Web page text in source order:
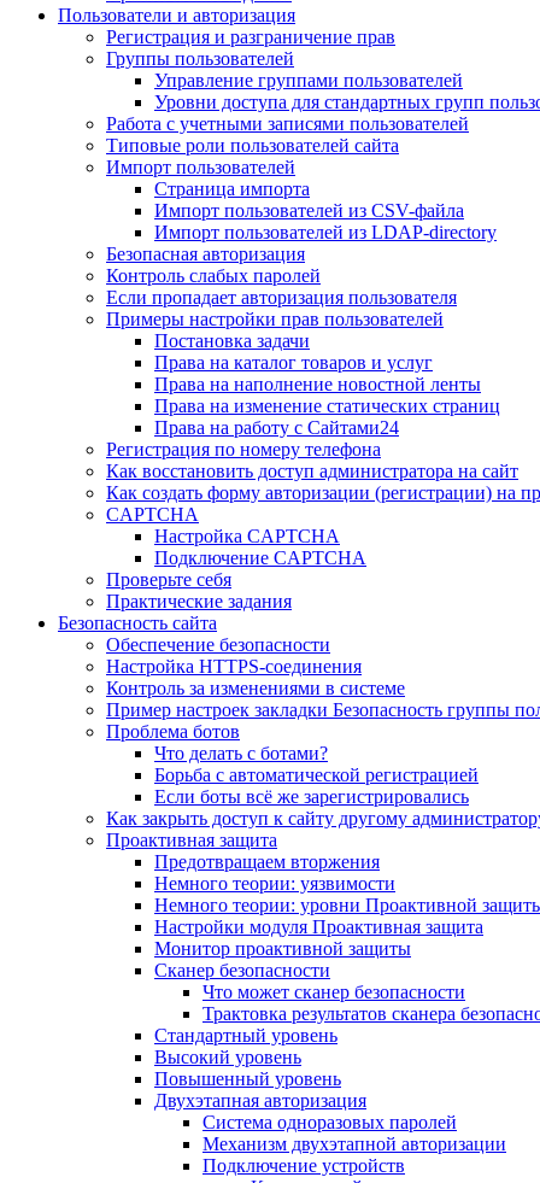
Пользователи и авторизация
Регистрация и разграничение прав
Группы пользователей
Управление группами пользователей
Уровни доступа для стандартных групп
Работа с учетными записями пользователей
Типовые роли пользователей сайта
Импорт пользователей
Страница импорта
Импорт пользователей из CSV-файла
Импорт пользователей из LDAP-directory
Безопасная авторизация
Контроль слабых паролей
Если пропадает авторизация пользователя
Примеры настройки прав пользователей
Постановка задачи
Права на каталог товаров и услуг
Права на наполнение новостной ленты
Права на изменение статических страниц
Права на работу с Сайтами24
Регистрация по номеру телефона
Как восстановить доступ администратора на сайт
Как создать форму авторизации (регистрации) на
CAPTCHA
Настройка CAPTCHA
Подключение CAPTCHA
Проверьте себя
Практические задания
Безопасность сайта
Обеспечение безопасности
Настройка HTTPS-соединения
Контроль за изменениями в системе
Пример настроек закладки Безопасность группы
Проблема ботов
Что делать с ботами?
Борьба с автоматической регистрацией
Если боты всё же зарегистрировались
Как закрыть доступ к сайту другому
Проактивная защита
Предотвращаем вторжения
Немного теории: уязвимости
Немного теории: уровни Проактивной
Настройки модуля Проактивная защита
Монитор проактивной защиты
Сканер безопасности
Что может сканер безопасности
Трактовка результатов сканера
Стандартный уровень
Высокий уровень
Повышенный уровень
Двухэтапная авторизация
Система одноразовых паролей
Механизм двухэтапной авторизации
Подключение устройств